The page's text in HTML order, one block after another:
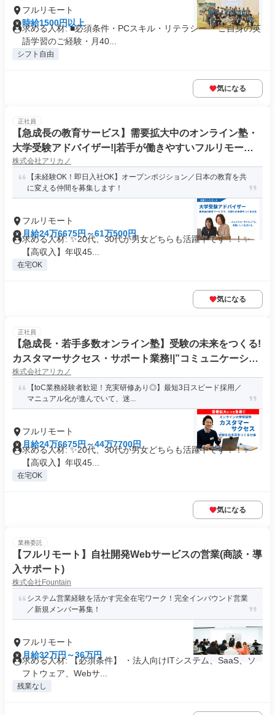
フルリモート
時給1500円以上
求める人材: ■必須条件・PCスキル・リテラシー ・ご自身の英
語学習のご経験・月40...
シフト自由
気になる
正社員
【急成長の教育サービス】需要拡大中のオンライン塾・
大学受験アドバイザー!|若手が働きやすいフルリモート
勤務
株式会社アリカノ
【未経験OK！即日入社OK】オープンポジション／日本の教育を共
に変える仲間を募集します！
フルリモート
月給24万6675円～61万500円
求める人材: ✨️20代、30代が男女どちらも活躍中です！！✨️
【高収入】年収45...
在宅OK
気になる
正社員
【急成長・若手多数オンライン塾】受験の未来をつくる!
カスタマーサクセス・サポート業務!|”コミュニケーショ
ン”が好きな方!|「フルリモート勤務」
株式会社アリカノ
【toC業務経験者歓迎！充実研修あり◎】最短3日スピード採用／
マニュアル化が進んでいて、迷...
フルリモート
月給24万6675円～44万7700円
求める人材: ✨️20代、30代が男女どちらも活躍中です！！✨️
【高収入】年収45...
在宅OK
気になる
業務委託
【フルリモート】自社開発Webサービスの営業(商談・導
入サポート)
株式会社Fountain
システム営業経験を活かす完全在宅ワーク！完全インバウンド営業
／新規メンバー募集！
フルリモート
月給32万円～36万円
求める人材: 【必須条件】 ・法人向けITシステム、SaaS、ソ
フトウェア、Webサ...
残業なし